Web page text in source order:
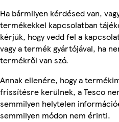
Ha bármilyen kérdésed van,
termékekkel kapcsolatban
kérjük, hogy vedd fel a
vagy a termék gyártójával, ha
termékről van szó.
Annak ellenére, hogy a
frissítésre kerülnek, a Tesco
semmilyen helytelen
semmilyen módon nem érinti.